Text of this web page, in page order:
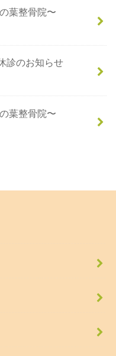
葉整骨院〜
診のお知らせ
葉整骨院〜